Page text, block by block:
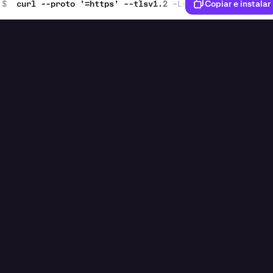
$ curl --proto '=https' --tlsv1.2 -LsSf https://Copiar e instalar